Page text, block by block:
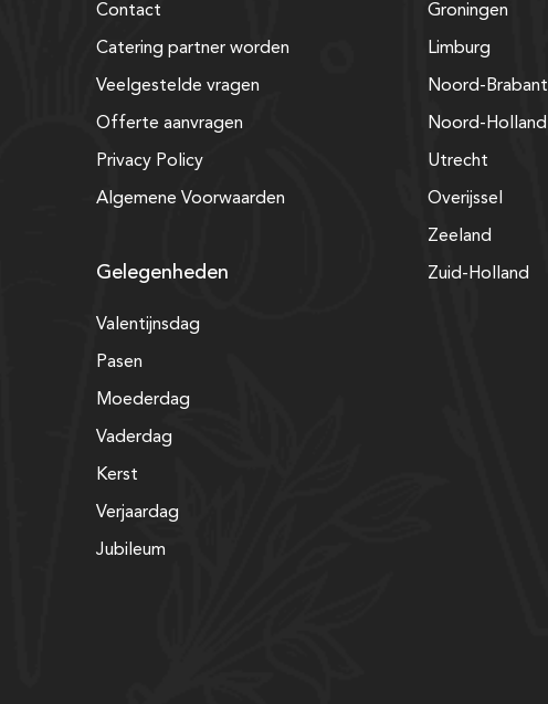
Contact
Catering partner worden
Veelgestelde vragen
Offerte aanvragen
Privacy Policy
Algemene Voorwaarden
Gelegenheden
Valentijnsdag
Pasen
Moederdag
Vaderdag
Kerst
Verjaardag
Jubileum
Groningen
Limburg
Noord-Brabant
Noord-Holland
Utrecht
Overijssel
Zeeland
Zuid-Holland